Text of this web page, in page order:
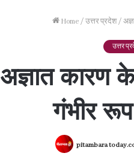
Home / उत्तर प्रदेश /
उत्तर
अज्ञात कारण
गंभीर
pitambara